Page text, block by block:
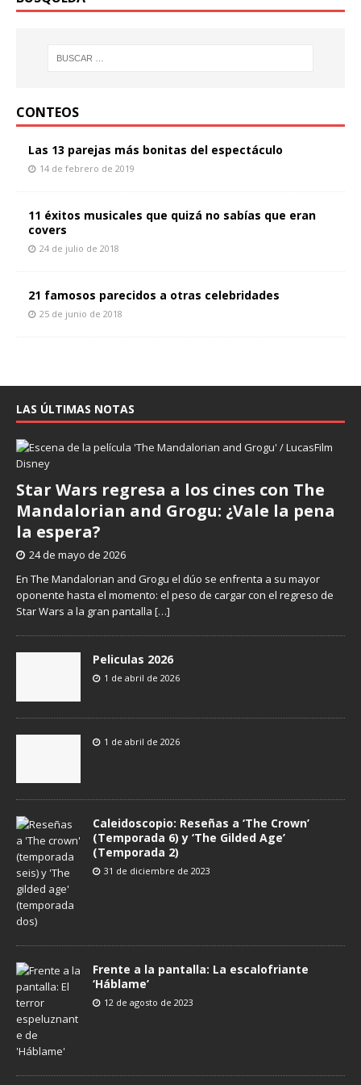
CONTEOS
Las 13 parejas más bonitas del espectáculo
14 de febrero de 2019
11 éxitos musicales que quizá no sabías que eran
covers
24 de julio de 2018
21 famosos parecidos a otras celebridades
25 de junio de 2018
LAS ÚLTIMAS NOTAS
Star Wars regresa a los cines con The
Mandalorian and Grogu: ¿Vale la pena
la espera?
24 de mayo de 2026
En The Mandalorian and Grogu el dúo se enfrenta a su mayor
oponente hasta el momento: el peso de cargar con el regreso de
Star Wars a la gran pantalla […]
Peliculas 2026
1 de abril de 2026
1 de abril de 2026
Caleidoscopio: Reseñas a ‘The Crown’
(Temporada 6) y ‘The Gilded Age’
(Temporada 2)
31 de diciembre de 2023
Frente a la pantalla: La escalofriante
‘Háblame’
12 de agosto de 2023